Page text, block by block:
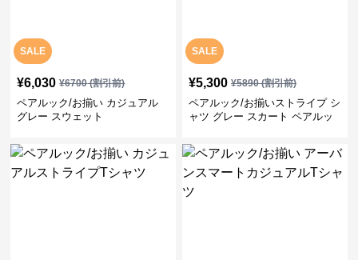
SALE
¥6,030 ¥6700(割引前)
ペアルック/お揃い カジュアル
グレー スウェット
SALE
¥5,300 ¥5890(割引前)
ペアルック/お揃いストライプ シ
ャツ グレー スカート ペアルッ